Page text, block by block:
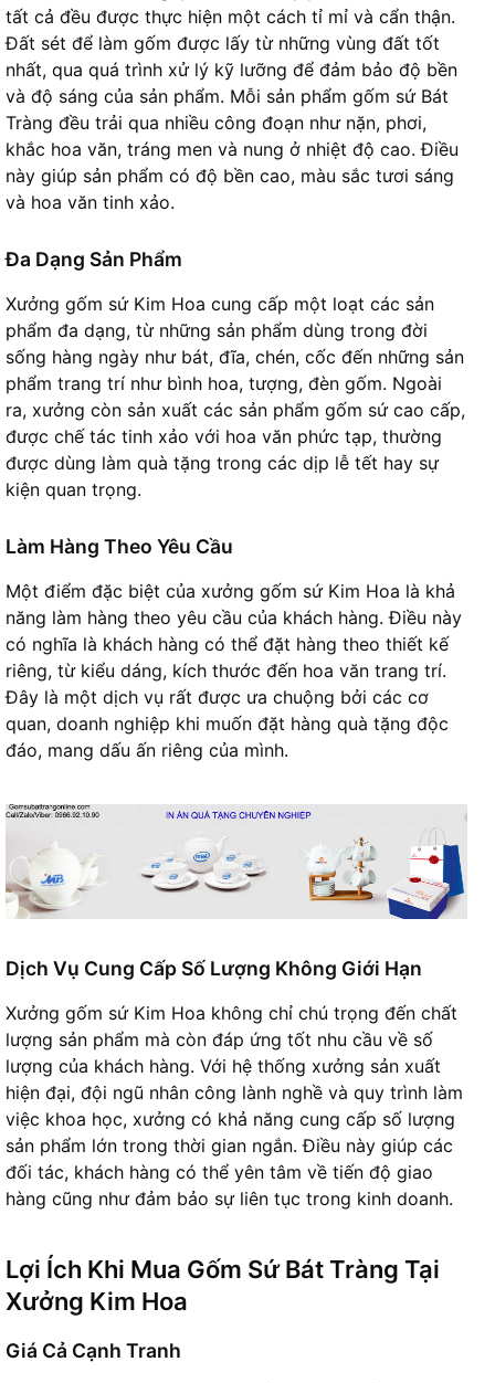
tất cả đều được thực hiện một cách tỉ mỉ và cẩn thận.
Đất sét để làm gốm được lấy từ những vùng đất tốt
nhất, qua quá trình xử lý kỹ lưỡng để đảm bảo độ bền
và độ sáng của sản phẩm. Mỗi sản phẩm gốm sứ Bát
Tràng đều trải qua nhiều công đoạn như nặn, phơi,
khắc hoa văn, tráng men và nung ở nhiệt độ cao. Điều
này giúp sản phẩm có độ bền cao, màu sắc tươi sáng
và hoa văn tinh xảo.
Đa Dạng Sản Phẩm
Xưởng gốm sứ Kim Hoa cung cấp một loạt các sản
phẩm đa dạng, từ những sản phẩm dùng trong đời
sống hàng ngày như bát, đĩa, chén, cốc đến những sản
phẩm trang trí như bình hoa, tượng, đèn gốm. Ngoài
ra, xưởng còn sản xuất các sản phẩm gốm sứ cao cấp,
được chế tác tinh xảo với hoa văn phức tạp, thường
được dùng làm quà tặng trong các dịp lễ tết hay sự
kiện quan trọng.
Làm Hàng Theo Yêu Cầu
Một điểm đặc biệt của xưởng gốm sứ Kim Hoa là khả
năng làm hàng theo yêu cầu của khách hàng. Điều này
có nghĩa là khách hàng có thể đặt hàng theo thiết kế
riêng, từ kiểu dáng, kích thước đến hoa văn trang trí.
Đây là một dịch vụ rất được ưa chuộng bởi các cơ
quan, doanh nghiệp khi muốn đặt hàng quà tặng độc
đáo, mang dấu ấn riêng của mình.
Dịch Vụ Cung Cấp Số Lượng Không Giới Hạn
Xưởng gốm sứ Kim Hoa không chỉ chú trọng đến chất
lượng sản phẩm mà còn đáp ứng tốt nhu cầu về số
lượng của khách hàng. Với hệ thống xưởng sản xuất
hiện đại, đội ngũ nhân công lành nghề và quy trình làm
việc khoa học, xưởng có khả năng cung cấp số lượng
sản phẩm lớn trong thời gian ngắn. Điều này giúp các
đối tác, khách hàng có thể yên tâm về tiến độ giao
hàng cũng như đảm bảo sự liên tục trong kinh doanh.
Lợi Ích Khi Mua Gốm Sứ Bát Tràng Tại
Xưởng Kim Hoa
Giá Cả Cạnh Tranh